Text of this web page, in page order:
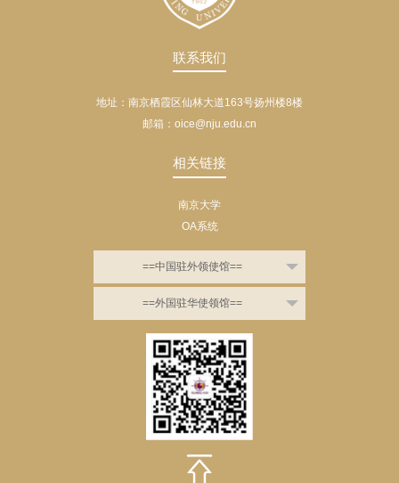
联系我们
地址：南京栖霞区仙林大道163号扬州楼8楼
邮箱：oice@nju.edu.cn
相关链接
南京大学
OA系统
==中国驻外领使馆==
==外国驻华使领馆==